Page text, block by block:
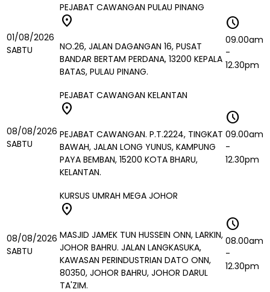
01/08/2026
SABTU
PEJABAT CAWANGAN PULAU PINANG
location_on
NO.26, JALAN DAGANGAN 16, PUSAT
BANDAR BERTAM PERDANA, 13200 KEPALA
BATAS, PULAU PINANG.
schedule
09.00am
-
12.30pm
08/08/2026
SABTU
PEJABAT CAWANGAN KELANTAN
location_on
PEJABAT CAWANGAN. P.T.2224, TINGKAT
BAWAH, JALAN LONG YUNUS, KAMPUNG
PAYA BEMBAN, 15200 KOTA BHARU,
KELANTAN.
schedule
09.00am
-
12.30pm
08/08/2026
SABTU
KURSUS UMRAH MEGA JOHOR
location_on
MASJID JAMEK TUN HUSSEIN ONN, LARKIN,
JOHOR BAHRU. JALAN LANGKASUKA,
KAWASAN PERINDUSTRIAN DATO ONN,
80350, JOHOR BAHRU, JOHOR DARUL
TA'ZIM.
schedule
08.00am
-
12.30pm